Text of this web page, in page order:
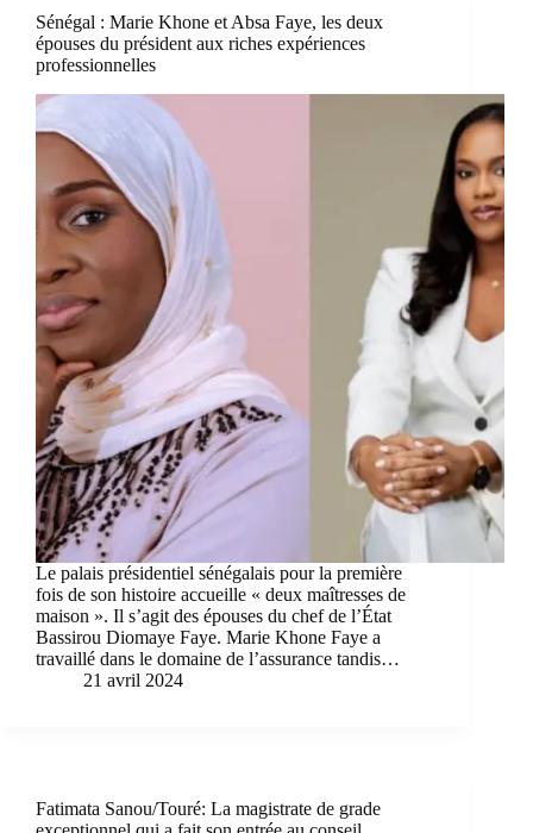
Sénégal : Marie Khone et Absa Faye, les deux
épouses du président aux riches expériences
professionnelles
Le palais présidentiel sénégalais pour la première
fois de son histoire accueille « deux maîtresses de
maison ». Il s’agit des épouses du chef de l’État
Bassirou Diomaye Faye. Marie Khone Faye a
travaillé dans le domaine de l’assurance tandis…
21 avril 2024
Fatimata Sanou/Touré: La magistrate de grade